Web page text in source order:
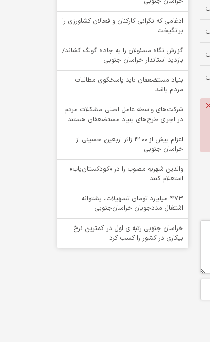
ادغامی که نگرانی کارکنان و فعالان کشاورزی را
برانگیخت
گزارش نگاه مسئولان را به جاده گولگ کشاند/
بازدید استاندار خراسان جنوبی
بنیاد مستضعفان باید پاسخگوی مطالبات
مردم باشد
شرکت‌های واسطه عامل اصلی مشکلات مردم
در اجرای طرح‌های بنیاد مستضعفان هستند
اعزام بیش از 4100 زائر اربعین حسینی از
خراسان جنوبی
والدین شهریه مصوب را در «کودکستان‌یاب»
استعلام کنند
۴۷۳ میلیارد تومان تسهیلات، پشتوانه
اشتغال مددجویان خراسان‌جنوبی
خراسان جنوبی رتبه ی اول در کمترین نرخ
بیکاری در کشور را کسب کرد